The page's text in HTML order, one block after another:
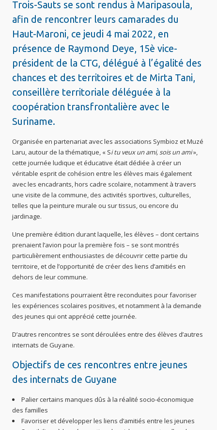
Trois-Sauts se sont rendus à Maripasoula,
afin de rencontrer leurs camarades du
Haut-Maroni, ce jeudi 4 mai 2022, en
présence de Raymond Deye, 15è vice-
président de la CTG, délégué à l’égalité des
chances et des territoires et de Mirta Tani,
conseillère territoriale déléguée à la
coopération transfrontalière avec le
Suriname.
Organisée en partenariat avec les associations Symbioz et Muzé
Laru, autour de la thématique, « Si tu veux un ami, sois un ami»,
cette journée ludique et éducative était dédiée à créer un
véritable esprit de cohésion entre les élèves mais également
avec les encadrants, hors cadre scolaire, notamment à travers
une visite de la commune, des activités sportives, culturelles,
telles que la peinture murale ou sur tissus, ou encore du
jardinage.
Une première édition durant laquelle, les élèves – dont certains
prenaient l’avion pour la première fois – se sont montrés
particulièrement enthousiastes de découvrir cette partie du
territoire, et de l’opportunité de créer des liens d’amitiés en
dehors de leur commune.
Ces manifestations pourraient être reconduites pour favoriser
les expériences scolaires positives, et notamment à la demande
des jeunes qui ont apprécié cette journée.
D’autres rencontres se sont déroulées entre des élèves d’autres
internats de Guyane.
Objectifs de ces rencontres entre jeunes
des internats de Guyane
Palier certains manques dûs à la réalité socio-économique
des familles
Favoriser et développer les liens d’amitiés entre les jeunes